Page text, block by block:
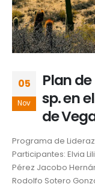
05
Nov
Plan
sp. en
de
Programa de
Participantes: Elvia
Pérez Jacobo
Rodolfo Sotero